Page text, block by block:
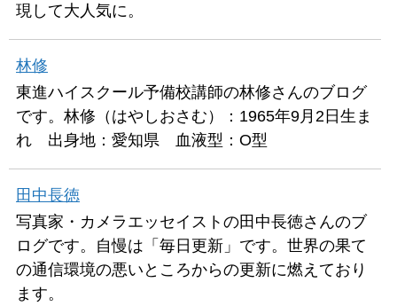
現して大人気に。
林修
東進ハイスクール予備校講師の林修さんのブログ
です。林修（はやしおさむ）：1965年9月2日生ま
れ 出身地：愛知県 血液型：O型
田中長徳
写真家・カメラエッセイストの田中長徳さんのブ
ログです。自慢は「毎日更新」です。世界の果て
の通信環境の悪いところからの更新に燃えており
ます。